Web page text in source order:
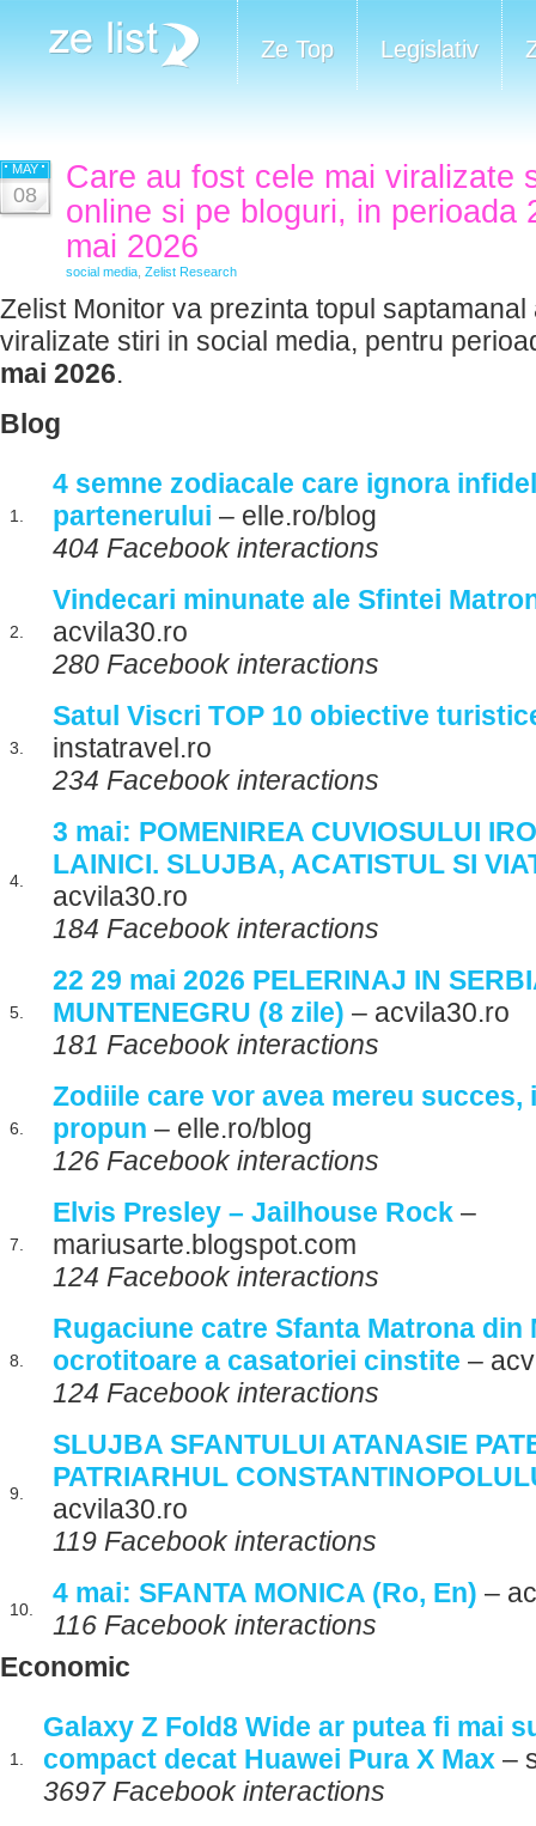
Ze Top Legislativ
MAY
08
Care au fost cele mai viralizate
online si pe bloguri, in perioada
mai 2026
social media Zelist Research
Zelist Monitor va prezinta topul saptamanal
viralizate stiri in social media, pentru
mai 2026.
Blog
1.
4 semne zodiacale care ignora
partenerului – elle.ro/blog
404 Facebook interactions
2.
Vindecari minunate ale Sfintei
acvila30.ro
280 Facebook interactions
3.
Satul Viscri TOP 10 obiective
instatravel.ro
234 Facebook interactions
4.
3 mai: POMENIREA CUVIOSULUI
LAINICI. SLUJBA, ACATISTUL SI
acvila30.ro
184 Facebook interactions
5.
22 29 mai 2026 PELERINAJ IN
MUNTENEGRU (8 zile) – acvila30.ro
181 Facebook interactions
6.
Zodiile care vor avea mereu
propun – elle.ro/blog
126 Facebook interactions
7.
Elvis Presley – Jailhouse Rock –
mariusarte.blogspot.com
124 Facebook interactions
8.
Rugaciune catre Sfanta Matrona din
ocrotitoare a casatoriei cinstite –
124 Facebook interactions
9.
SLUJBA SFANTULUI ATANASIE
PATRIARHUL
acvila30.ro
119 Facebook interactions
10.
4 mai: SFANTA MONICA (Ro, En) –
116 Facebook interactions
Economic
1.
Galaxy Z Fold8 Wide ar putea fi mai
compact decat Huawei Pura X Max –
3697 Facebook interactions